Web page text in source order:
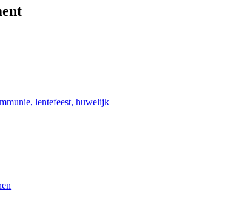
lentefeest, huwelijk